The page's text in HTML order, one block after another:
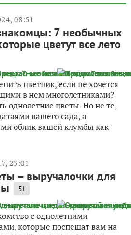
08:51
7 необычных
цветут все лето
цветник, если не хочется
в нем многолетниками?
однолетние цветы. Но не те,
вашего сада, а
облик вашей клумбы как
23:01
– выручалочки для
51
с однолетними
которые поспешат вам на